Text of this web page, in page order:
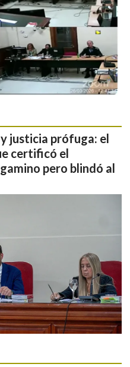
justicia prófuga: el
certificó el
pero blindó al